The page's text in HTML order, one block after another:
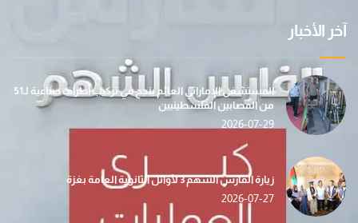
آخر الأخبار
المستشفى الإماراتي العائم ينجح في تركيب أطراف صناعية لـ51
من المصابين الفلسطينيين
2026-07-29
زيارة الفارس الشهم 3 لأوائل الثانوية العامة بغزة
2026-07-27